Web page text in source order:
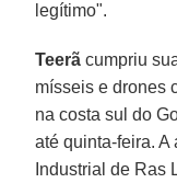
legítimo".
Teerã cumpriu
mísseis e drones
na costa sul do
até quinta-feira.
Industrial de Ras